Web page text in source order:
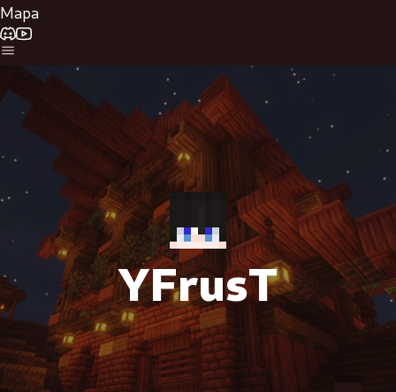
Mapa
YFrusT